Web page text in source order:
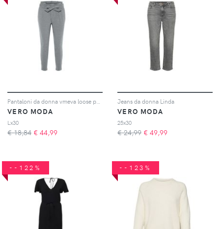
VERO MODA
Lx30
€ 18,84 € 44,99
Jeans da donna Linda
VERO MODA
25x30
€ 24,99 € 49,99
--122% --123%